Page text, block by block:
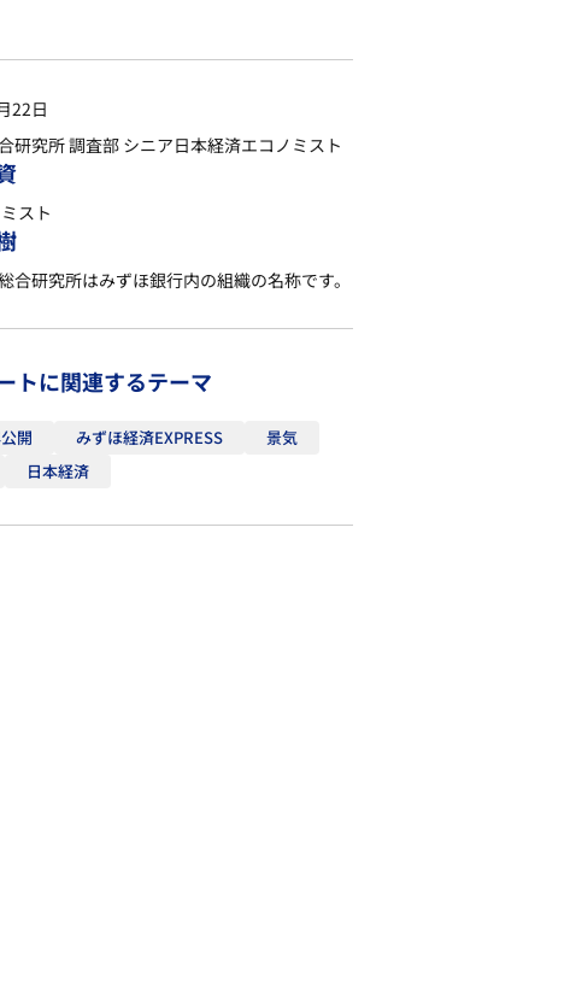
22日
研究所 調査部 シニア日本経済エコノミスト
スト
合研究所はみずほ銀行内の組織の名称です。
トに関連するテーマ
開 みずほ経済EXPRESS
景気
日本経済